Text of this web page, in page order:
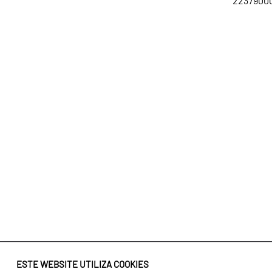
ESTE WEBSITE UTILIZA COOKIES